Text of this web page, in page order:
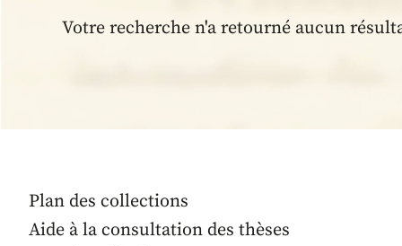
Votre recherche n'a retourné aucun
Plan des collections
Aide à la consultation des thèses